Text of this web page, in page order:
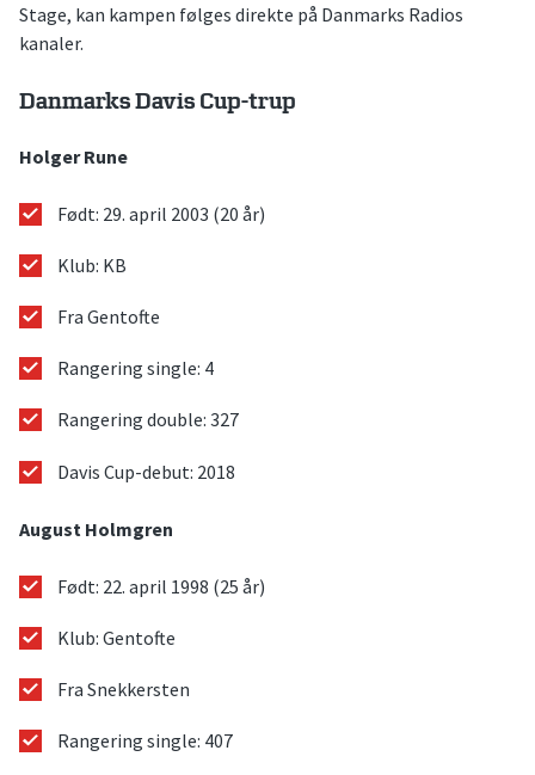
Stage, kan kampen følges direkte på Danmarks Radios
kanaler.
Danmarks Davis Cup-trup
Holger Rune
Født: 29. april 2003 (20 år)
Klub: KB
Fra Gentofte
Rangering single: 4
Rangering double: 327
Davis Cup-debut: 2018
August Holmgren
Født: 22. april 1998 (25 år)
Klub: Gentofte
Fra Snekkersten
Rangering single: 407